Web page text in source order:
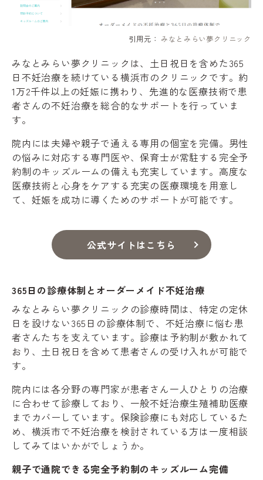
引用元： みなとみらい夢クリニック
みなとみらい夢クリニックは、土日祝日を含めた365
日不妊治療を続けている横浜市のクリニックです。約
1万2千件以上の妊娠に携わり、先進的な医療技術で患
者さんの不妊治療を総合的なサポートを行っていま
す。
院内には夫婦や親子で通える専用の個室を完備。男性
の悩みに対応する専門医や、保育士が常駐する完全予
約制のキッズルームの備えも充実しています。高度な
医療技術と心身をケアする充実の医療環境を用意し
て、妊娠を成功に導くためのサポートが可能です。
公式サイトはこちら
365日の診療体制とオーダーメイド不妊治療
みなとみらい夢クリニックの診療時間は、特定の定休
日を設けない365日の診療体制で、不妊治療に悩む患
者さんたちを支えています。診療は予約制が敷かれて
おり、土日祝日を含めて患者さんの受け入れが可能で
す。
院内には各分野の専門家が患者さん一人ひとりの治療
に合わせて診療しており、一般不妊治療生殖補助医療
までカバーしています。保険診療にも対応しているた
め、横浜市で不妊治療を検討されている方は一度相談
してみてはいかがでしょうか。
親子で通院できる完全予約制のキッズルーム完備